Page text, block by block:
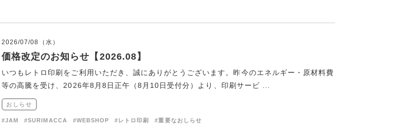
2026/07/08（水）
価格改定のお知らせ【2026.08】
いつもレトロ印刷をご利用いただき、誠にありがとうございます。昨今のエネルギー・原材料費
等の高騰を受け、2026年8月8日正午（8月10日受付分）より、印刷サービ ...
おしらせ
#JAM #SURIMACCA #WEBSHOP #レトロ印刷 #重要なおしらせ